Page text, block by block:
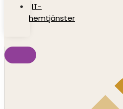
IT-
hemtjänster